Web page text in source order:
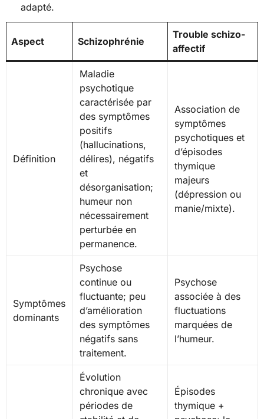
adapté.
Aspect Schizophrénie
Trouble schizo-
affectif
Définition
Maladie
psychotique
caractérisée par
des symptômes
positifs
(hallucinations,
délires), négatifs
et
désorganisation;
humeur non
nécessairement
perturbée en
permanence.
Association de
symptômes
psychotiques et
d’épisodes
thymique
majeurs
(dépression ou
manie/mixte).
Symptômes
dominants
Psychose
continue ou
fluctuante; peu
d’amélioration
des symptômes
négatifs sans
traitement.
Psychose
associée à des
fluctuations
marquées de
l’humeur.
Évolution
chronique avec
périodes de
Épisodes
thymique +